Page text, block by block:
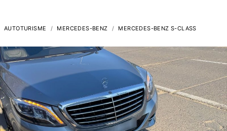
AUTOTURISME MERCEDES-BENZ MERCEDES-BENZ S-CLASS